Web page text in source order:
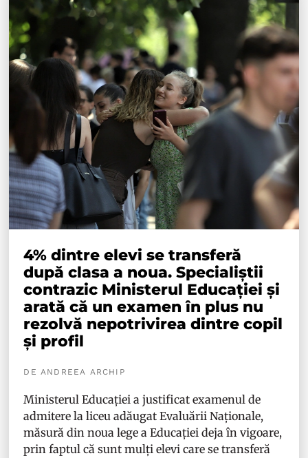
4% dintre elevi se transferă
după clasa a noua. Specialiștii
contrazic Ministerul Educației și
arată că un examen în plus nu
rezolvă nepotrivirea dintre copil
și profil
DE ANDREEA ARCHIP
Ministerul Educației a justificat examenul de
admitere la liceu adăugat Evaluării Naționale,
măsură din noua lege a Educației deja în vigoare,
prin faptul că sunt mulți elevi care se transferă